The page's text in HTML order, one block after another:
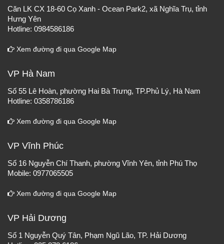
Căn LK CX 18-60 Cọ Xanh - Ocean Park2, xã Nghĩa Trụ, tỉnh
Hưng Yên
Hotline: 0984586186
Xem đường đi qua Google Map
VP Hà Nam
Số 55 Lê Hoàn, phường Hai Bà Trưng, TP.Phủ Lý, Hà Nam
Hotline: 0358786186
Xem đường đi qua Google Map
VP Vĩnh Phúc
Số 16 Nguyễn Chí Thanh, phường Vĩnh Yên, tỉnh Phú Thọ
Mobile: 0977065505
Xem đường đi qua Google Map
VP Hải Dương
Số 1 Nguyễn Quý Tân, Phạm Ngũ Lão, TP. Hải Dương